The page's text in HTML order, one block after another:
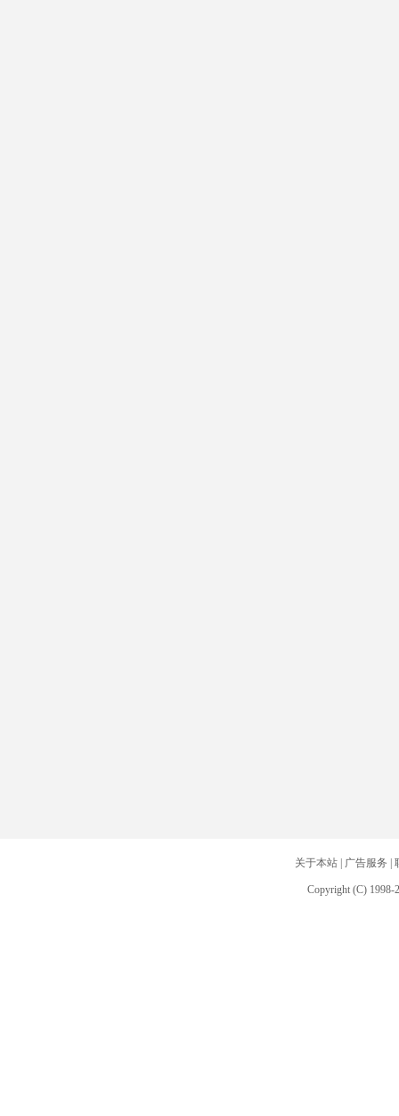
关于本站| 广告服务
Copyright (C) 1998-